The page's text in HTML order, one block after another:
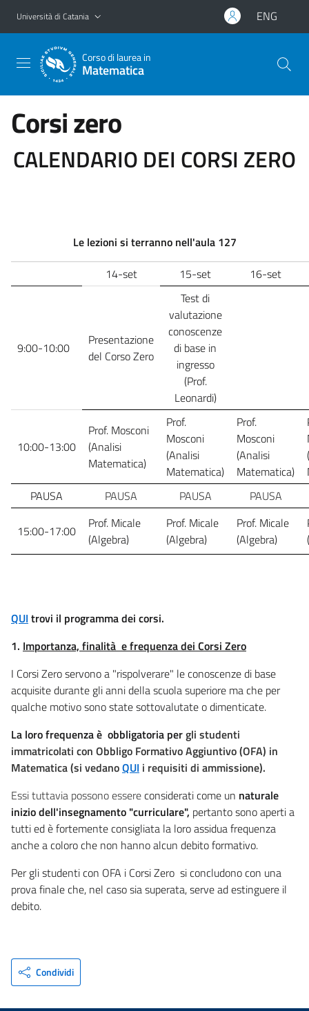
Vai al contenuto principale
Vai al menu di navigazione
Università di Catania ENG
Corso di laurea in
Matematica
Corsi zero
CALENDARIO DEI CORSI ZERO
Le lezioni si terranno nell'aula 127
14-set
15-set 16-set
9:00-10:00
Presentazione
del Corso Zero
Test di
valutazione
conoscenze
di base in
ingresso
(Prof.
Leonardi)
10:00-13:00
Prof. Mosconi
(Analisi
Matematica)
Prof.
Mosconi
(Analisi
Matematica)
Prof.
Mosconi
(Analisi
Matematica)
PAUSA
PAUSA PAUSA PAUSA
15:00-17:00
Prof. Micale
(Algebra)
Prof. Micale
(Algebra)
Prof. Micale
(Algebra)
QUI trovi il programma dei corsi.
1. Importanza, finalità e frequenza dei Corsi Zero
I Corsi Zero servono a "rispolverare" le conoscenze di base
acquisite durante gli anni della scuola superiore ma che per
qualche motivo sono state sottovalutate o dimenticate.
La loro frequenza è obbligatoria pergli studenti
immatricolati con Obbligo Formativo Aggiuntivo (OFA) in
Matematica (si vedanoQUI i requisiti di ammissione).
Essi tuttavia possono essereconsiderati come un naturale
inizio dell'insegnamento "curriculare", pertanto sono aperti a
tutti ed è fortemente consigliata la loro assidua frequenza
anche a coloro che non hanno alcun debito formativo.
Per gli studenti con OFA i Corsi Zero si concludono con una
prova finale che, nel caso sia superata, serve ad estinguere il
debito.
Condividi